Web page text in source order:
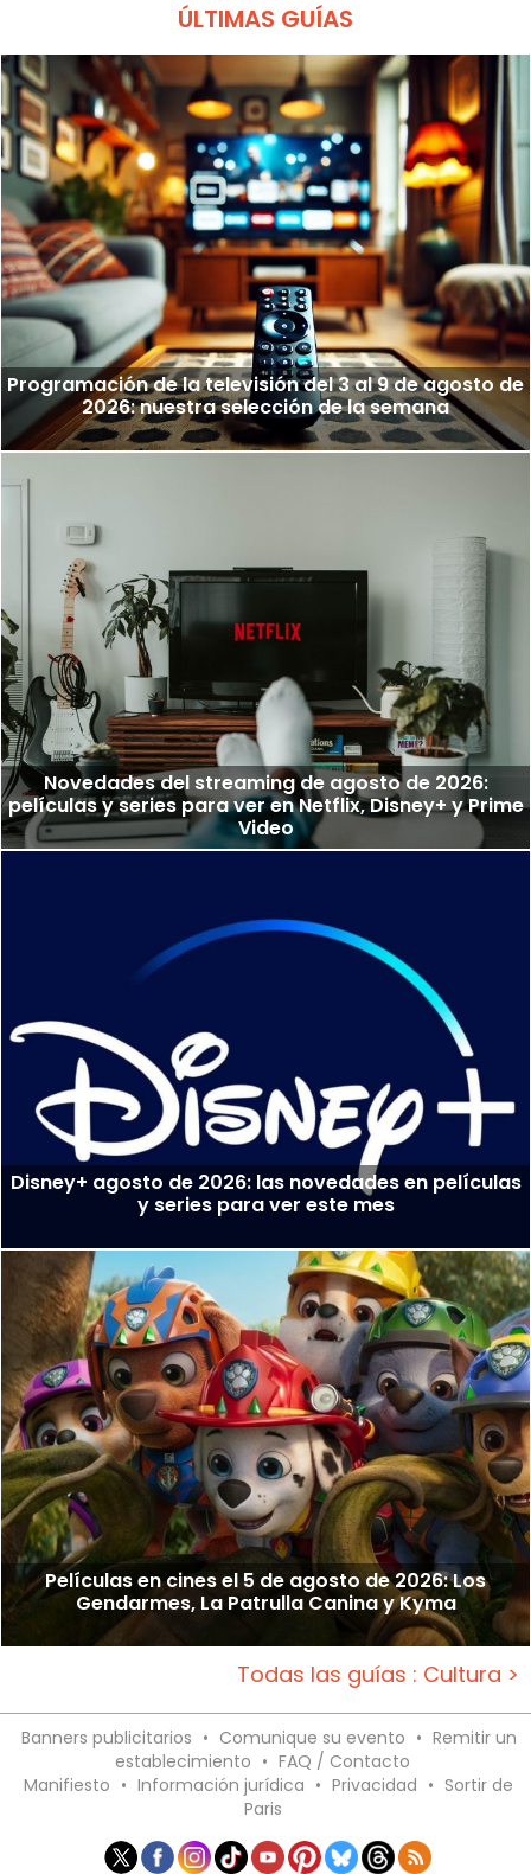
ÚLTIMAS GUÍAS
Programación de la televisión del 3 al 9 de agosto de
2026: nuestra selección de la semana
Novedades del streaming de agosto de 2026:
películas y series para ver en Netflix, Disney+ y Prime
Video
Disney+ agosto de 2026: las novedades en películas
y series para ver este mes
Películas en cines el 5 de agosto de 2026: Los
Gendarmes, La Patrulla Canina y Kyma
Todas las guías : Cultura >
Banners publicitarios • Comunique su evento • Remitir un
establecimiento • FAQ / Contacto
Manifiesto • Información jurídica • Privacidad • Sortir de
Paris